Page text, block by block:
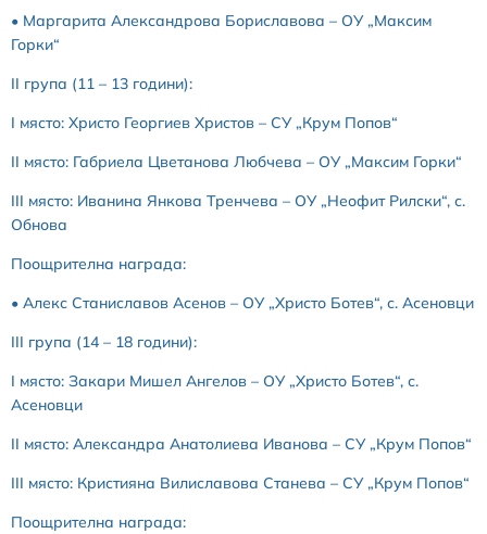
• Маргарита Александрова Бориславова – ОУ „Максим
Горки“
II група (11 – 13 години):
I място: Христо Георгиев Христов – СУ „Крум Попов“
II място: Габриела Цветанова Любчева – ОУ „Максим Горки“
III място: Иванина Янкова Тренчева – ОУ „Неофит Рилски“, с.
Обнова
Поощрителна награда:
• Алекс Станиславов Асенов – ОУ „Христо Ботев“, с. Асеновци
III група (14 – 18 години):
I място: Закари Мишел Ангелов – ОУ „Христо Ботев“, с.
Асеновци
II място: Александра Анатолиева Иванова – СУ „Крум Попов“
III място: Кристияна Вилиславова Станева – СУ „Крум Попов“
Поощрителна награда: